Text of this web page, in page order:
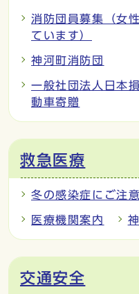
消防団員募集（女
ています）
神河町消防団
一般社団法人日本
動車寄贈
救急医療
冬の感染症にご注
医療機関案内
交通安全